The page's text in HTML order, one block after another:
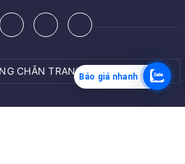
CHÂN TRANGBáo giá nhanh